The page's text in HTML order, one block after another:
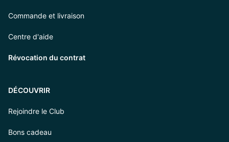
Commande et livraison
Centre d'aide
Révocation du contrat
DÉCOUVRIR
Rejoindre le Club
Bons cadeau